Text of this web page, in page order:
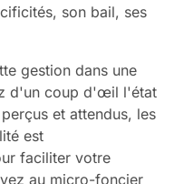
son bail, ses
gestion dans une
d'un coup d'œil l'état
et attendus, les
est
faciliter votre
au micro-foncier